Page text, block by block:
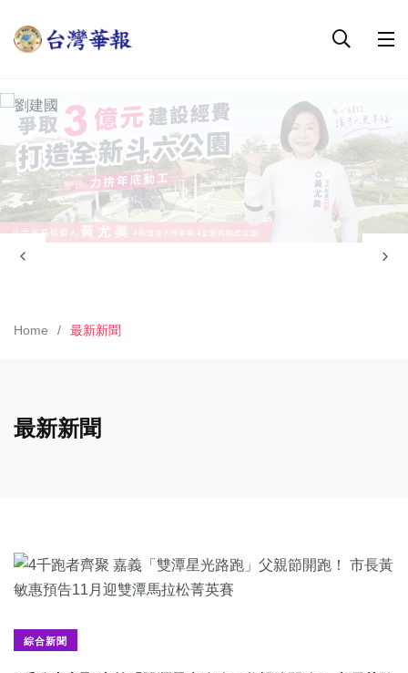
Home 最新新聞
最新新聞
綜合新聞